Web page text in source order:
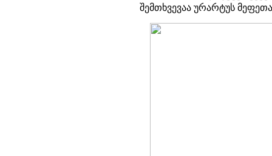
შემთხვევაა ურარტუს